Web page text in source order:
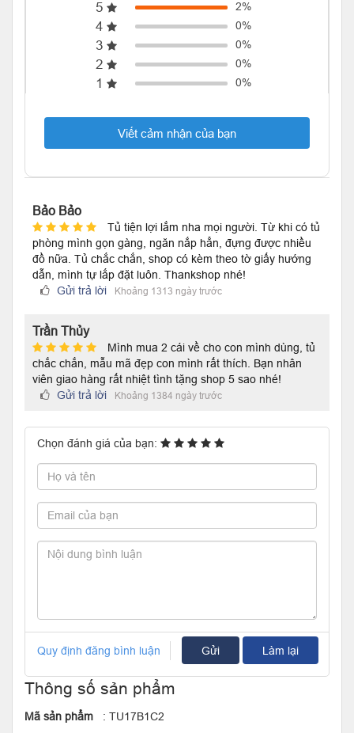
5 2%
4 0%
3 0%
2 0%
1 0%
Viết cảm nhận của bạn
Bảo Bảo
Tủ tiện lợi lắm nha mọi người. Từ khi có tủ
phòng mình gọn gàng, ngăn nắp hẳn, đựng được nhiều
đồ nữa. Tủ chắc chắn, shop có kèm theo tờ giấy hướng
dẫn, mình tự lắp đặt luôn. Thankshop nhé!
Gửi trả lời
Khoảng 1313 ngày trước
Trần Thủy
Mình mua 2 cái về cho con mình dùng, tủ
chắc chắn, mẫu mã đẹp con mình rất thích. Bạn nhân
viên giao hàng rất nhiệt tình tặng shop 5 sao nhé!
Gửi trả lời
Khoảng 1384 ngày trước
Chọn đánh giá của bạn:
Quy định đăng bình luận Gửi Làm lại
Thông số sản phẩm
Mã sản phẩm : TU17B1C2